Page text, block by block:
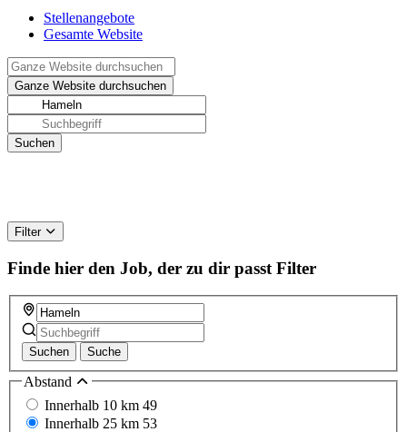
Stellenangebote
Gesamte Website
Filter
Finde hier den Job, der zu dir passt Filter
Suchen Suche
Abstand
Innerhalb 10 km 49
Innerhalb 25 km 53